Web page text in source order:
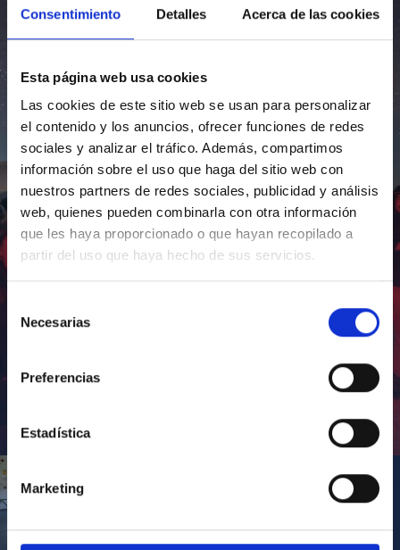
Consentimiento Detalles Acerca de las cookies
Esta página web usa cookies
Las cookies de este sitio web se usan para personalizar
el contenido y los anuncios, ofrecer funciones de redes
sociales y analizar el tráfico. Además, compartimos
información sobre el uso que haga del sitio web con
nuestros partners de redes sociales, publicidad y análisis
web, quienes pueden combinarla con otra información
que les haya proporcionado o que hayan recopilado a
partir del uso que haya hecho de sus servicios.
Necesarias
Preferencias
Estadística
Marketing
Inauguración de CosmoLab 2023-2027
Visita del Presidente de Canarias al IACTEC